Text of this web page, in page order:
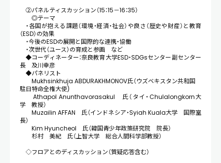
②パネルティスカッション（15：15－16：35）
◎テーマ
・各国が抱える課題（環境・経済・社会）や良さ（歴史や財産）と教育
（ESD）の効果
・今後のESDの展開と国際的な連携・協働
・次世代（ユース）の育成と参画 など
◆コーディネーター：奈良教育大学ESD・SDGsセンター副センター
長 及川幸彦
◆パネリスト
Mukhsinkhuja ABDURAKHMONOV氏（ウズベキスタン共和国
駐日特命全権大使)
Athapol Anunthavorasakul 氏（タイ・Chulalongkorn大
学 教授）
Muzailin AFFAN 氏（インドネシア・Syiah Kuala大学 国際室
長）
Kim Hyuncheol 氏（韓国青少年政策研究院 院長）
杉村 美紀 氏（上智大学 総合人間科学部教授）
◇フロアとのディスカッション（質疑応答含む）